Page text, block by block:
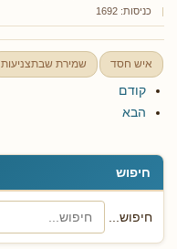
חיפוש
חיפוש...
כניסות: 1692
איש חסד שמירת שבתצניעות
קודם
הבא